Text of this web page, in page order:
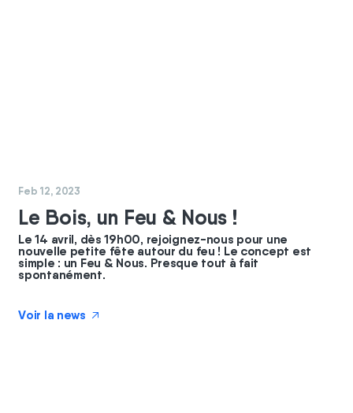
#coopérateurs
Feb 12, 2023
Le Bois, un Feu & Nous !
Le 14 avril, dès 19h00, rejoignez-nous pour une
nouvelle petite fête autour du feu ! Le concept est
simple : un Feu & Nous. Presque tout à fait
spontanément.
Voir la news ↗